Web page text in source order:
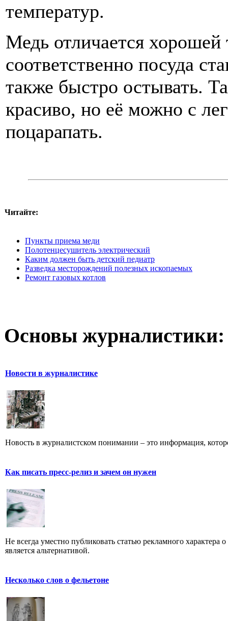
температур.
Медь отличается
соответственно посуда
также быстро остывать.
красиво, но её можно с
поцарапать.
Читайте:
Пункты приема меди
Полотенцесушитель электрический
Каким должен быть детский педиатр
Разведка месторождений полезных ископаемых
Ремонт газовых котлов
Основы журналистики:
Новости в журналистике
Новость в журналистском понимании – это информация,
Как писать пресс-релиз и зачем он нужен
Не всегда уместно публиковать статью рекламного
является альтернативой.
Несколько слов о фельетоне